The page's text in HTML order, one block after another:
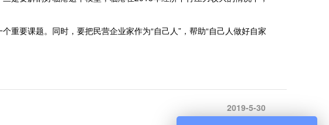
要课题。同时，要把民营企业家作为“自己人”，帮助“自己人做好自家
2019-5-30